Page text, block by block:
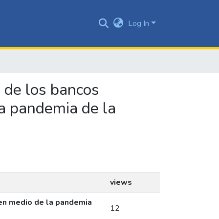
Log In
los bancos
pandemia de la
views
medio de la pandemia
12